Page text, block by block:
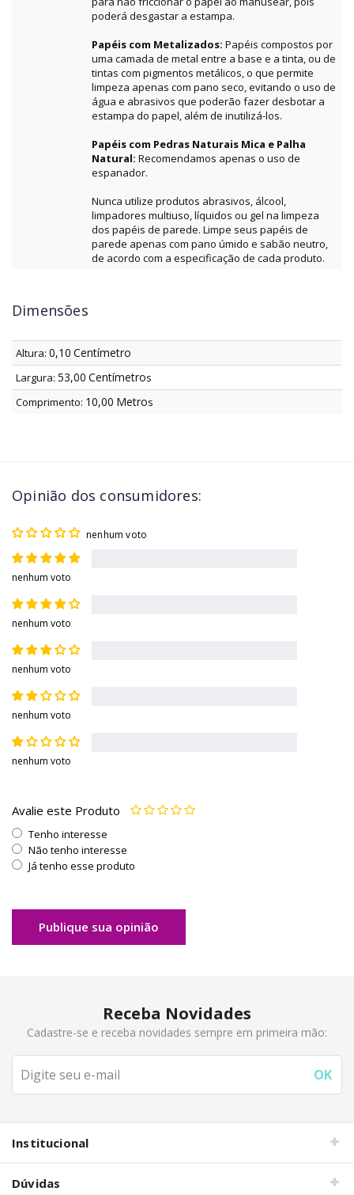
poderá desgastar a estampa.
Papéis com Metalizados: Papéis compostos por
uma camada de metal entre a base e a tinta, ou de
tintas com pigmentos metálicos, o que permite
limpeza apenas com pano seco, evitando o uso de
água e abrasivos que poderão fazer desbotar a
estampa do papel, além de inutilizá-los.
Papéis com Pedras Naturais Mica e Palha
Natural: Recomendamos apenas o uso de
espanador.
Nunca utilize produtos abrasivos, álcool,
limpadores multiuso, líquidos ou gel na limpeza
dos papéis de parede. Limpe seus papéis de
parede apenas com pano úmido e sabão neutro,
de acordo com a especificação de cada produto.
Dimensões
Altura: 0,10 Centímetro
Largura: 53,00 Centímetros
Comprimento: 10,00 Metros
Opinião dos consumidores:
nenhum voto
nenhum voto
nenhum voto
nenhum voto
nenhum voto
nenhum voto
Avalie este Produto
Tenho interesse
Não tenho interesse
Já tenho esse produto
Publique sua opinião
Receba Novidades
Cadastre-se e receba novidades sempre em primeira mão:
Institucional
Dúvidas